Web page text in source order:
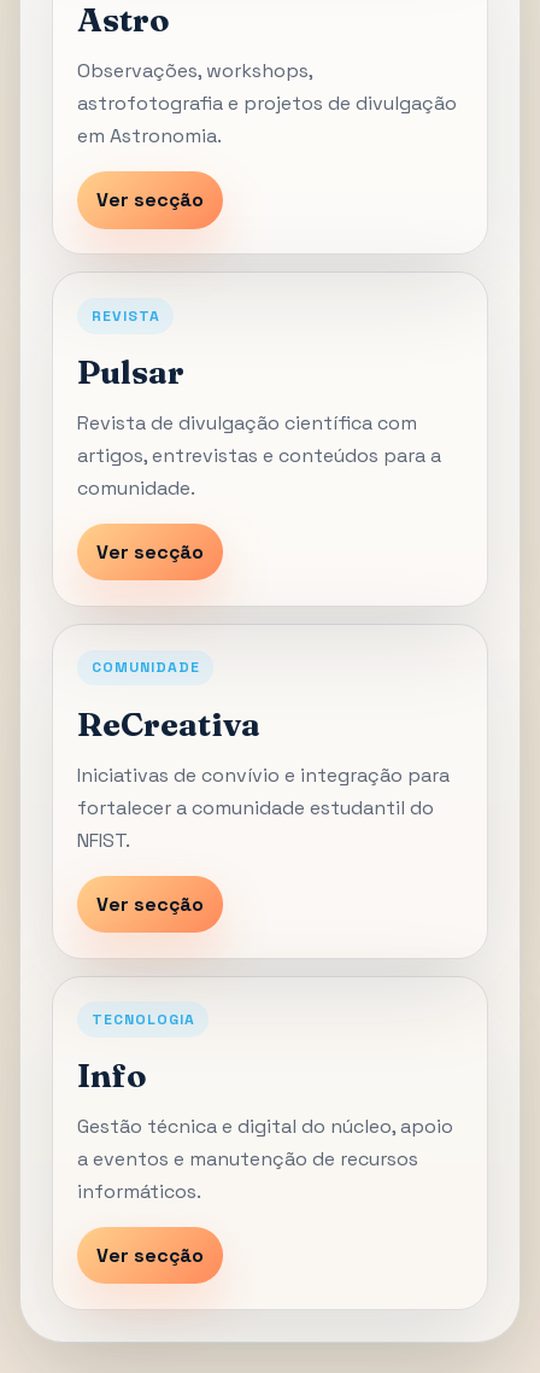
Astro
Observações, workshops,
astrofotografia e projetos de divulgação
em Astronomia.
Ver secção
REVISTA
Pulsar
Revista de divulgação científica com
artigos, entrevistas e conteúdos para a
comunidade.
Ver secção
COMUNIDADE
ReCreativa
Iniciativas de convívio e integração para
fortalecer a comunidade estudantil do
NFIST.
Ver secção
TECNOLOGIA
Info
Gestão técnica e digital do núcleo, apoio
a eventos e manutenção de recursos
informáticos.
Ver secção